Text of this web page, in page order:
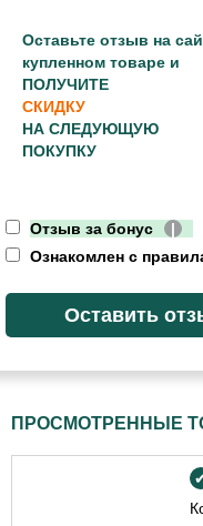
Оставьте отзыв на
купленном товаре и
ПОЛУЧИТЕ
СКИДКУ
НА СЛЕДУЮЩУЮ
ПОКУПКУ
Отзыв за бонус
|
Ознакомлен с
ПРОСМОТРЕННЫЕ